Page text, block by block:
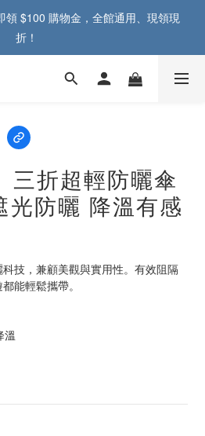
領 $100 購物金，全館通用、現領現
折！
三折超輕防曬傘
光防曬 降溫有感
技，兼顧美觀與實用性。有效阻隔
能輕鬆攜帶。
溫